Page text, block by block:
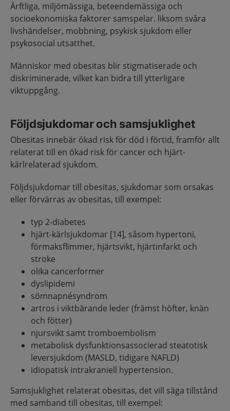
Ärftliga, miljömässiga, beteendemässiga och
socioekonomiska faktorer samspelar. liksom svåra
livshändelser, mobbning, psykisk sjukdom eller
psykosocial utsatthet.
Människor med obesitas blir stigmatiserade och
diskriminerade, vilket kan bidra till ytterligare
viktuppgång.
Följdsjukdomar och samsjuklighet
Obesitas innebär ökad risk för död i förtid, framför allt
relaterat till en ökad risk för cancer och hjärt-
kärlrelaterad sjukdom.
Följdsjukdomar till obesitas, sjukdomar som orsakas
eller förvärras av obesitas, till exempel:
typ 2-diabetes
hjärt-kärlsjukdomar [14], såsom hypertoni,
förmaksflimmer, hjärtsvikt, hjärtinfarkt och
stroke
olika cancerformer
dyslipidemi
sömnapnésyndrom
artros i viktbärande leder (främst höfter, knän
och fötter)
njursvikt samt tromboembolism
metabolisk dysfunktionsassocierad steatotisk
leversjukdom (MASLD, tidigare NAFLD)
idiopatisk intrakraniell hypertension.
Samsjuklighet relaterat obesitas, det vill säga tillstånd
med samband till obesitas, till exempel: